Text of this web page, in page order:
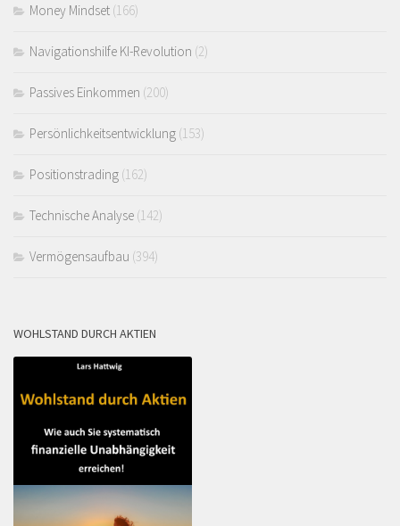
Money Mindset (166)
Navigationshilfe KI-Revolution (2)
Passives Einkommen (200)
Persönlichkeitsentwicklung (153)
Positionstrading (162)
Technische Analyse (142)
Vermögensaufbau (394)
WOHLSTAND DURCH AKTIEN